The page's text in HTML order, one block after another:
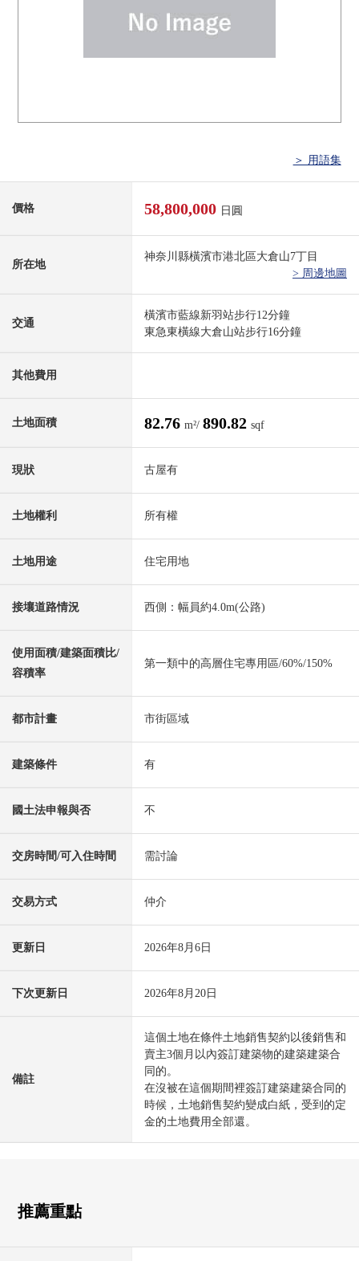
＞ 用語集
價格 58,800,000 日圓
所在地
神奈川縣橫濱市港北區大倉山7丁目
> 周邊地圖
交通
橫濱市藍線新羽站步行12分鐘
東急東橫線大倉山站步行16分鐘
其他費用
土地面積 82.76 m²/ 890.82 sqf
現狀 古屋有
土地權利 所有權
土地用途 住宅用地
接壤道路情況 西側：幅員約4.0m(公路)
使用面積/建築面積比/
容積率
第一類中的高層住宅專用區/60%/150%
都市計畫 市街區域
建築條件 有
國土法申報與否 不
交房時間/可入住時間 需討論
交易方式 仲介
更新日 2026年8月6日
下次更新日 2026年8月20日
備註
這個土地在條件土地銷售契約以後銷售和
賣主3個月以內簽訂建築物的建築建築合
同的。
在沒被在這個期間裡簽訂建築建築合同的
時候，土地銷售契約變成白紙，受到的定
金的土地費用全部還。
推薦重點